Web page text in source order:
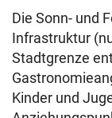
Die Sonn- und
Infrastruktur
Stadtgrenze
Kinder und